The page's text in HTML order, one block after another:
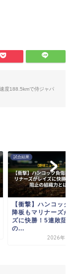
度188.5kmで侍ジャパ
試合結果
【衝撃】ハンコック
降板もマリナーズが
ズに快勝！5連敗阻
の...
2026年7